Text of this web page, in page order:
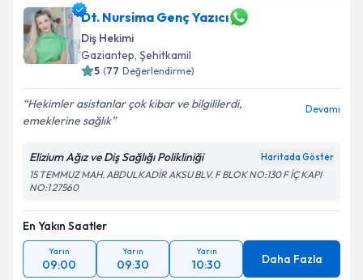
E-posta Adresiniz
Kişisel verilerimin işlenmesine ilişkinAydınlatma
Metni'ni okudum ve kişisel verilerimin belirtilen
kapsamda işlenmesini kabul ediyorum.
Takvim Talebini Gönder
Dt. Nursima Genç Yazıcı
Diş Hekimi
Gaziantep, Şehitkamil
5 (77 Değerlendirme)
Hekimler asistanlar çok kibar ve bilgililerdi,
emeklerine sağlık
Devamı
Elizium Ağız ve Diş Sağlığı Polikliniği Haritada Göster
15 TEMMUZ MAH. ABDULKADİR AKSU BLV. F BLOK NO:130 F İÇ KAPI
NO:1 27560
En Yakın Saatler
Yarın
09:00
Yarın
09:30
Yarın
10:30 Daha Fazla